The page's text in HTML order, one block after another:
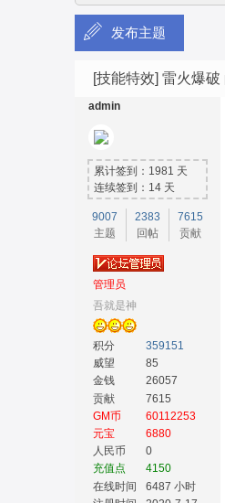
传
发布主题
[技能特效] 雷火爆破
admin
累计签到：1981 天
连续签到：14 天
9007
主题
2383
回帖
7615
贡献
管理员
吾就是神
积分
359151
威望
85
金钱
26057
贡献
7615
GM币
60112253
元宝
6880
人民币
0
充值点
4150
在线时间
6487 小时